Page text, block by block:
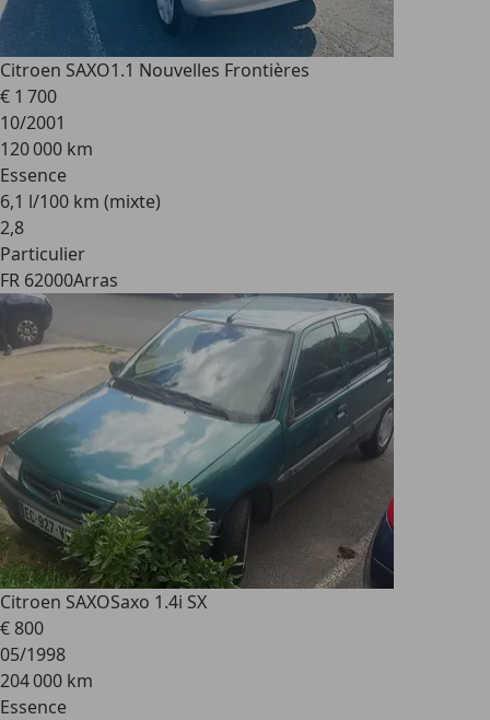
Citroen SAXO1.1 Nouvelles Frontières
€ 1 700
10/2001
120 000 km
Essence
6,1 l/100 km (mixte)
2,8
Particulier
FR 62000Arras
Citroen SAXOSaxo 1.4i SX
€ 800
05/1998
204 000 km
Essence